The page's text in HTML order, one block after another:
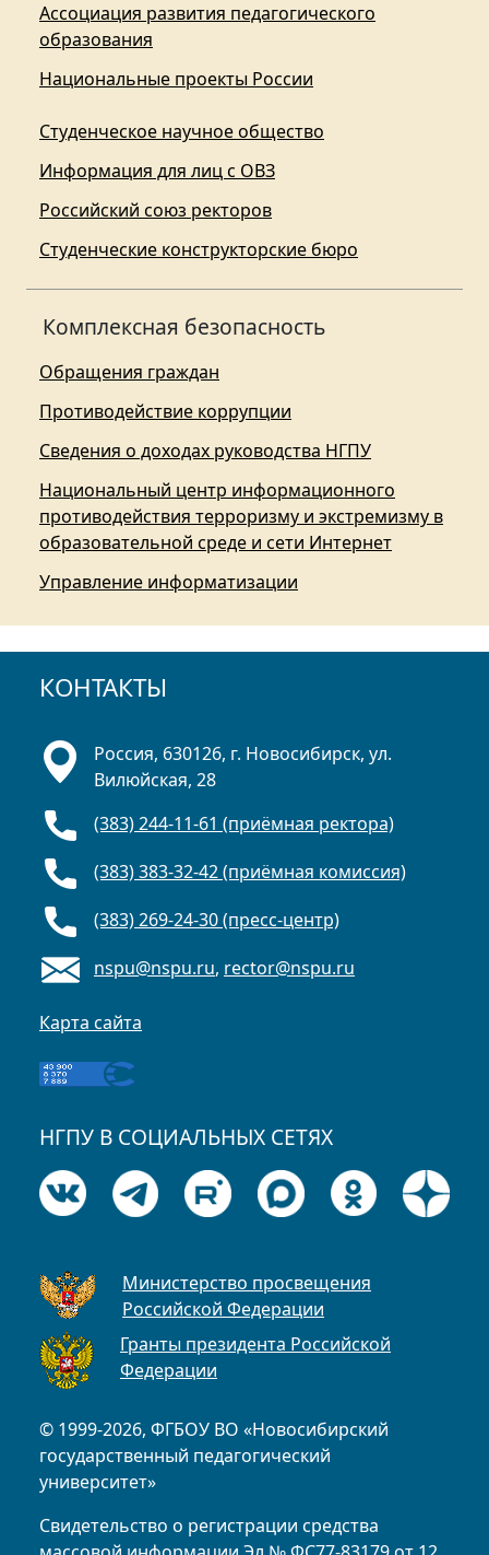
Ассоциация развития педагогического
образования
Национальные проекты России
Студенческое научное общество
Информация для лиц с ОВЗ
Российский союз ректоров
Студенческие конструкторские бюро
Комплексная безопасность
Обращения граждан
Противодействие коррупции
Сведения о доходах руководства НГПУ
Национальный центр информационного
противодействия терроризму и экстремизму в
образовательной среде и сети Интернет
Управление информатизации
КОНТАКТЫ
© 1999-2026, ФГБОУ ВО «Новосибирский
государственный педагогический
университет»
Свидетельство о регистрации средства
Россия, 630126, г. Новосибирск, ул.
Вилюйская, 28
(383) 244-11-61 (приёмная ректора)
(383) 383-32-42 (приёмная комиссия)
(383) 269-24-30 (пресс-центр)
nspu@nspu.ru, rector@nspu.ru
Карта сайта
НГПУ В СОЦИАЛЬНЫХ СЕТЯХ
Министерство просвещения
Российской Федерации
Гранты президента Российской
Федерации